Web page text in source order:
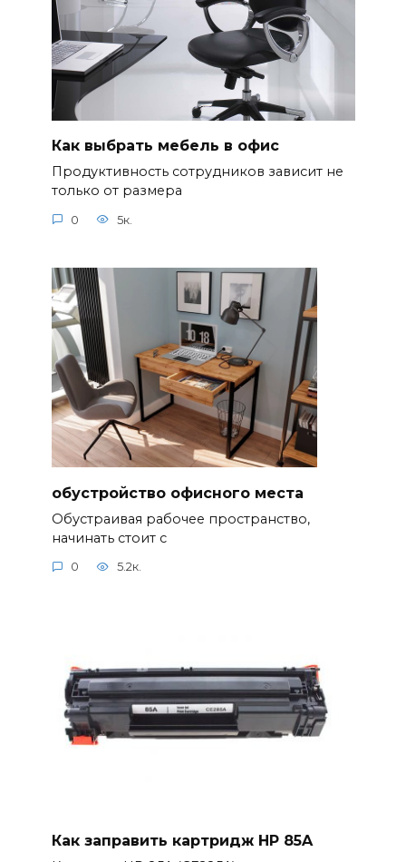
Как выбрать мебель в офис
Продуктивность сотрудников зависит не
только от размера
0 5к.
обустройство офисного места
Обустраивая рабочее пространство,
начинать стоит с
0 5.2к.
Как заправить картридж HP 85A